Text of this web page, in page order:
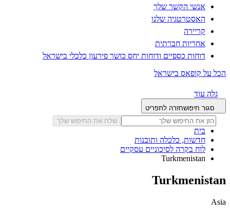
אנשי הקשר שלך
האסטרטגיה שלנו
קריירה
אחריות חברתית
דוחות כספיים ודוחות יחס כושר פירעון כלכלי בישראל
הכל על קופאס בישראל
גלה עוד
סגור חיפושחזרה לתפריט
שלח את החיפוש שלך
בית
חדשות, כלכלה ותובנות
לוח בקרה לסיכוניים עסקיים
Turkmenistan
Turkmenistan
Asia